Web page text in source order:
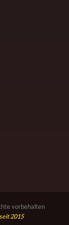
vorbehalten
2015